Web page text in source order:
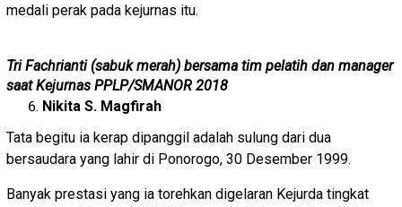
medali perak pada kejurnas itu.
Tri Fachrianti (sabuk merah) bersama tim pelatih dan manager
saat Kejurnas PPLP/SMANOR 2018
Nikita S. Magfirah
Tata begitu ia kerap dipanggil adalah sulung dari dua
bersaudara yang lahir di Ponorogo, 30 Desember 1999.
Banyak prestasi yang ia torehkan digelaran Kejurda tingkat